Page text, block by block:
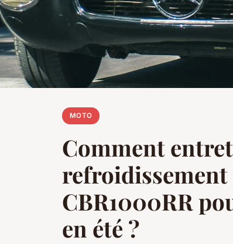
MOTO
Comment
CBR1000RR
en été ?